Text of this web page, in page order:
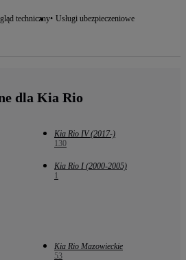
techniczny Usługi ubezpieczeniowe
dla Kia Rio
Kia Rio IV (2017-)
130
Kia Rio I (2000-2005)
1
Kia Rio Mazowieckie
53